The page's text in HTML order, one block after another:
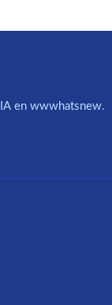
en wwwhatsnew.